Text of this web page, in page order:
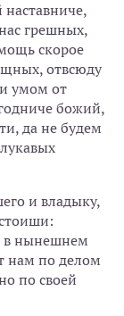
грешных,
скорое
отвсюду
умом от
божий,
да не будем
и владыку,
в нынешнем
нам по делом
по своей